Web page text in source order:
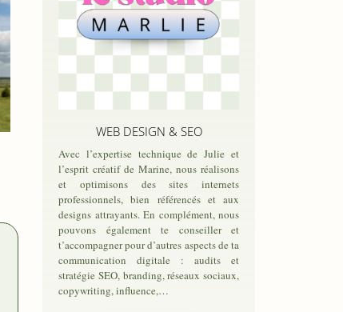
WEB DESIGN & SEO
Avec l’expertise technique de Julie et
l’esprit créatif de Marine, nous réalisons
et optimisons des sites internets
professionnels, bien référencés et aux
designs attrayants. En complément, nous
pouvons également te conseiller et
t’accompagner pour d’autres aspects de ta
communication digitale : audits et
stratégie SEO, branding, réseaux sociaux,
copywriting, influence,…